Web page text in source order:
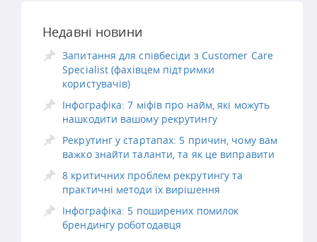
Недавні новини
Запитання для співбесіди з Customer Care
Specialist (фахівцем підтримки
користувачів)
Інфографіка: 7 міфів про найм, які можуть
нашкодити вашому рекрутингу
Рекрутинг у стартапах: 5 причин, чому вам
важко знайти таланти, та як це виправити
8 критичних проблем рекрутингу та
практичні методи їх вирішення
Інфографіка: 5 поширених помилок
брендингу роботодавця